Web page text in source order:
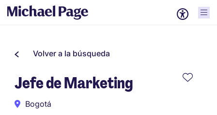
Volver a la búsqueda
Jefe de Marketing
Bogotá